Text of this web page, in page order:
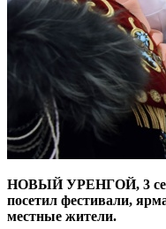
НОВЫЙ УРЕНГОЙ, 3
посетил фестивали,
местные жители.